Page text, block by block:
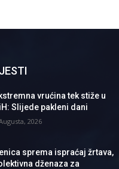
vrućina tek stiže u
Slijede pakleni dani
2026
sprema ispraćaj žrtava,
dženaza za